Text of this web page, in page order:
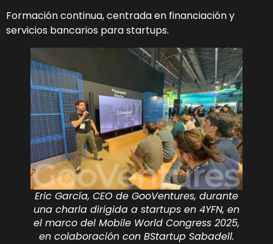
Formación continua, centrada en financiación y
servicios bancarios para startups.
Eric García, CEO de GooVentures, durante
una charla dirigida a startups en 4YFN, en
el marco del Mobile World Congress 2025,
en colaboración con BStartup Sabadell.